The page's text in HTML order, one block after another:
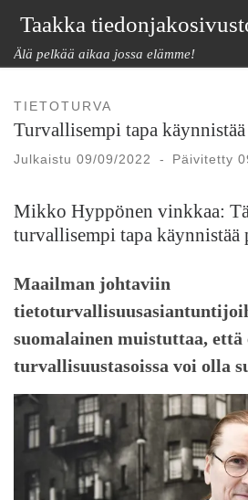
Skip to content
Taakka
Älä pelkää aikaa jossa elämme!
TIETOTURVA
Turvallisempi tapa
Julkaistu 09/09/2022 - Päivitetty
Mikko Hyppönen vinkkaa:
turvallisempi tapa käynnistää
Maailman johtaviin
suomalainen muistuttaa,
turvallisuustasoissa voi olla